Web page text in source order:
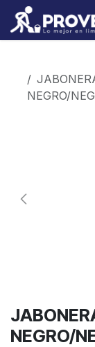
Ir al contenido
NEGRO/
NEGRO/